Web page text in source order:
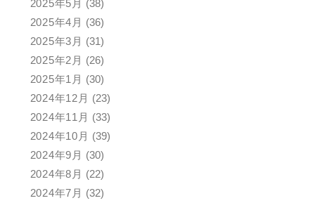
2025年5月 (38)
2025年4月 (36)
2025年3月 (31)
2025年2月 (26)
2025年1月 (30)
2024年12月 (23)
2024年11月 (33)
2024年10月 (39)
2024年9月 (30)
2024年8月 (22)
2024年7月 (32)